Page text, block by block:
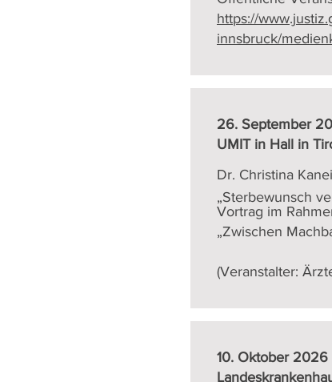
https://
innsbruck/
26. September
UMIT in Hall in
Dr. Christina
Vortrag im
„Zwischen
(Veranstalter:
„Sterbewunsch
10. Oktober 2026